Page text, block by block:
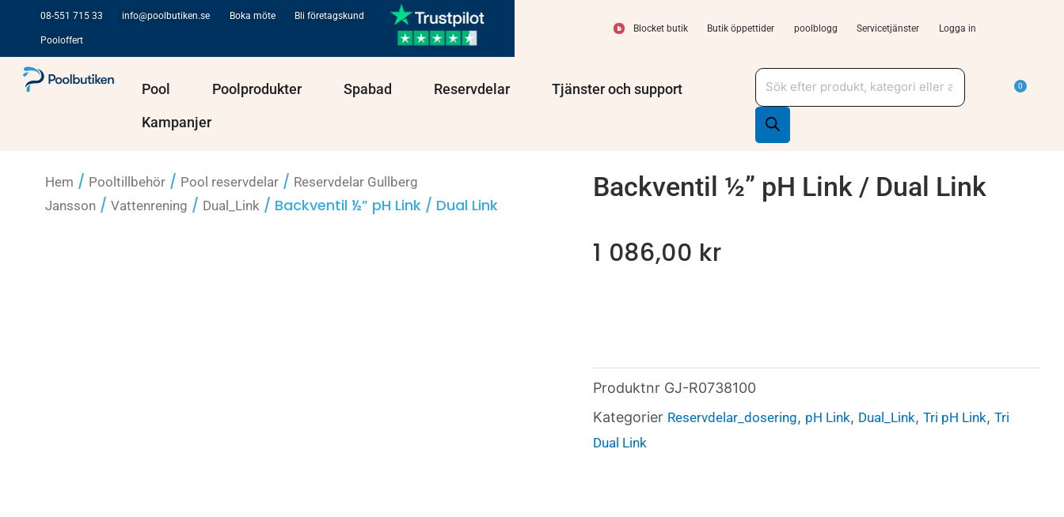
innehåll
08-551 715 33 info@poolbutiken.se Boka möte Bli företagskund
Pooloffert
Blocket butik Butik öppettider poolblogg Servicetjänster Logga in
Pool Öppna PoolPoolprodukter Öppna Poolprodukter
Spabad Öppna Spabad
Reservdelar Öppna Reservdelar
Tjänster och support Öppna Tjänster och support
Kampanjer
Produktsökning 0
Hem / Pooltillbehör/ Pool reservdelar/ Reservdelar Gullberg
Jansson/ Vattenrening / Dual_Link/ Backventil ½” pH Link / Dual Link
Backventil ½” pH Link / Dual Link
1 086,00 kr
Produktnr GJ-R0738100
Kategorier Reservdelar_dosering, pH Link, Dual_Link,Tri pH Link,Tri
Dual Link